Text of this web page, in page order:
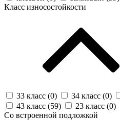
Класс износостойкости
33 класс (0) 34 класс (0)
43 класс (59) 23 класс (0)
Со встроенной подложкой